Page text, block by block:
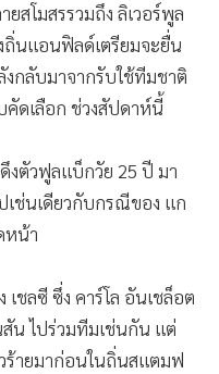
สโมสรรวมถึง ลิเวอร์พูล
ถิ่นแอนฟิลด์เตรียมจะยื่น
กลับมาจากรับใช้ทีมชาติ
ดเลือก ช่วงสัปดาห์นี้
งตัวฟูลแบ็กวัย 25 ปี มา
เช่นเดียวกับกรณีของ แก
หน้า
เชลซี ซึ่ง คาร์โล อันเชล็อต
น ไปร่วมทีมเช่นกัน แต่
ร้ายมาก่อนในถิ่นสแตมฟ